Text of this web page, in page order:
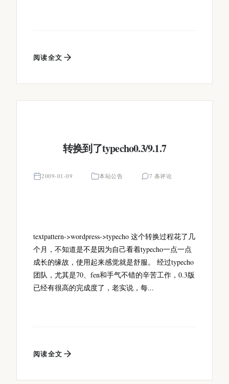
阅读全文
转换到了typecho0.3/9.1.7
2009-01-09 本站公告 7 条评论
textpattern->wordpress->typecho 这个转换过程花了几
个月，不知道是不是因为自己看着typecho一点一点
成长的缘故，使用起来感觉就是舒服。 经过typecho
团队，尤其是70、fen和手气不错的辛苦工作，0.3版
已经有很高的完成度了，老实说，每...
阅读全文